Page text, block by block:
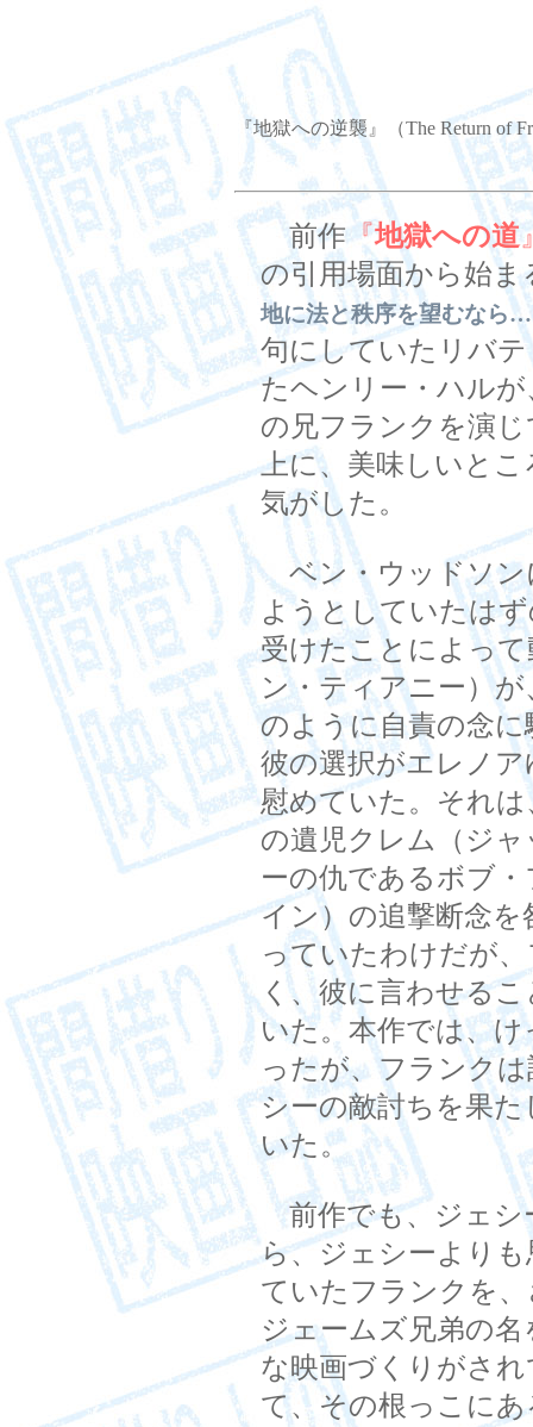
『地獄への逆襲』（The Return of
前作『地獄への道
の引用場面から始
地に法と秩序を望むなら
句にしていたリバ
たヘンリー・ハル
の兄フランクを演
上に、美味しいと
気がした。
ベン・ウッドソン
ようとしていたは
受けたことによっ
ン・ティアニー）
のように自責の念
彼の選択がエレノ
慰めていた。それ
の遺児クレム（ジ
ーの仇であるボブ
イン）の追撃断念
っていたわけだが
く、彼に言わせる
いた。本作では、
ったが、フランク
シーの敵討ちを果
いた。
前作でも、ジェシ
ら、ジェシーより
ていたフランクを
ジェームズ兄弟の
な映画づくりがさ
て、その根っこに